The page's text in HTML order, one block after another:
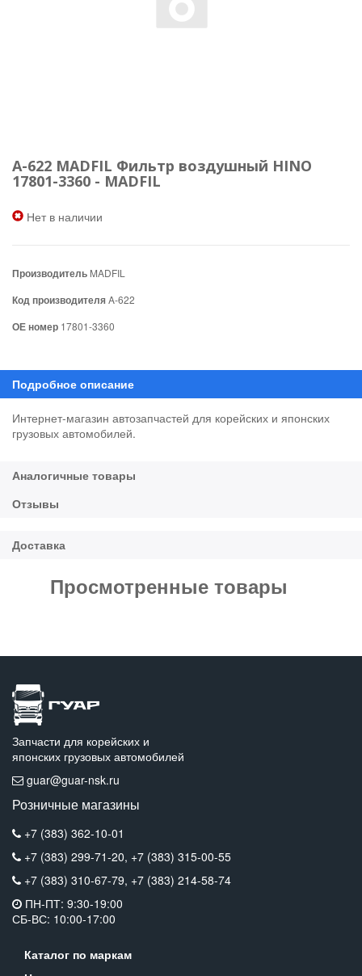
A-622 MADFIL Фильтр воздушный HINO
17801-3360 - MADFIL
Нет в наличии
Производитель MADFIL
Код производителяA-622
ОЕ номер 17801-3360
Интернет-магазин автозапчастей для корейских и японских
грузовых автомобилей.
Просмотренные товары
Запчасти для корейских и
японских грузовых автомобилей
guar@guar-nsk.ru
Розничные магазины
+7 (383) 362-10-01
+7 (383) 299-71-20, +7 (383) 315-00-55
+7 (383) 310-67-79, +7 (383) 214-58-74
ПН-ПТ: 9:30-19:00
СБ-ВС: 10:00-17:00
Каталог по маркам